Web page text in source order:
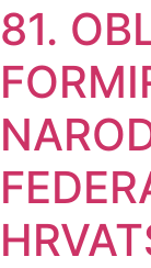
81.